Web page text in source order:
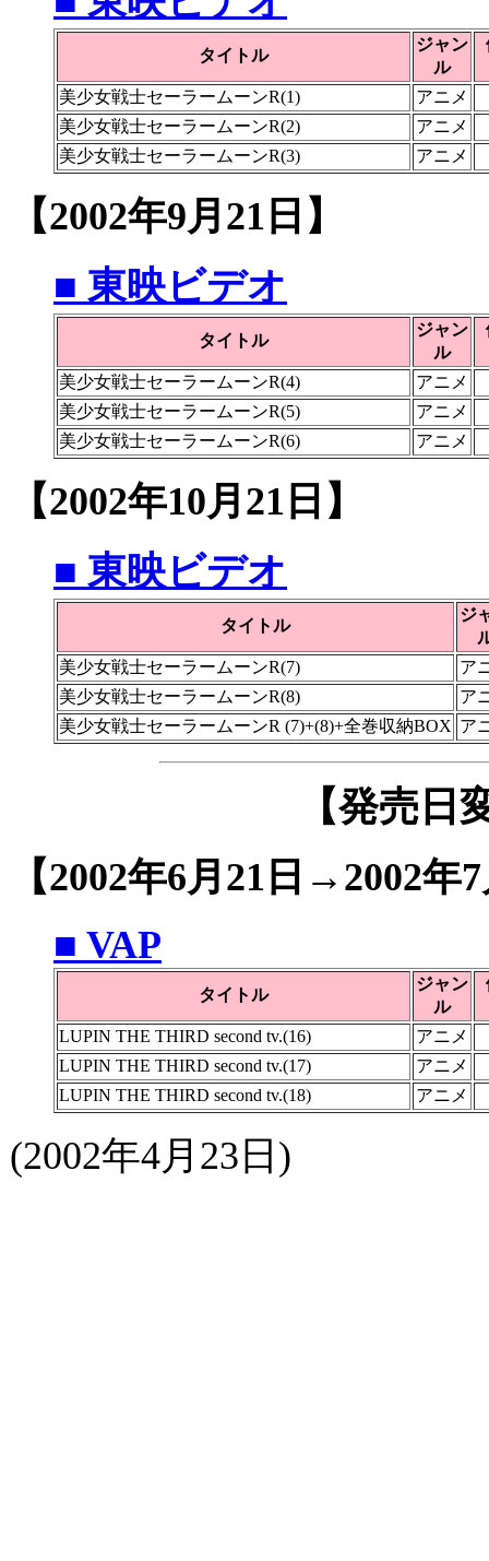
タイトル
ジャン
ル
美少女戦士セーラームーンR(1)
アニメ
美少女戦士セーラームーンR(2)
アニメ
美少女戦士セーラームーンR(3)
アニメ
【2002年9月21日】
■ 東映ビデオ
タイトル
ジャン
ル
美少女戦士セーラームーンR(4)
アニメ
美少女戦士セーラームーンR(5)
アニメ
美少女戦士セーラームーンR(6)
アニメ
【2002年10月21日】
■ 東映ビデオ
タイトル
ジ
美少女戦士セーラームーンR(7)
ア
美少女戦士セーラームーンR(8)
ア
美少女戦士セーラームーンR (7)+(8)+全巻収納BOX ア
【発売日
【2002年6月21日→2002年
■ VAP
タイトル
ジャン
ル
LUPIN THE THIRD second tv.(16)
アニメ
LUPIN THE THIRD second tv.(17)
アニメ
LUPIN THE THIRD second tv.(18)
アニメ
(2002年4月23日)